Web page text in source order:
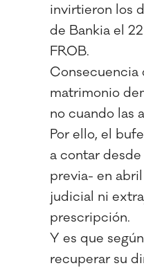
invirtieron los
de Bankia el
FROB.
Consecuencia
matrimonio
no cuando las
Por ello, el
a contar
previa- en
judicial ni
prescripción.
Y es que
recuperar su